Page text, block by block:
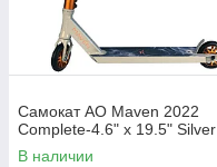
Самокат AO Maven 2022
Complete-4.6" x 19.5" Silver
В наличии